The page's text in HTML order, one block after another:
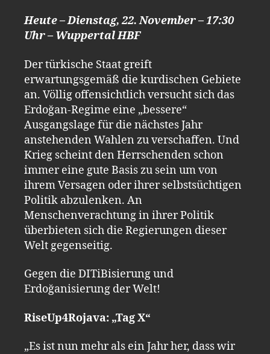
Heute – Dienstag, 22. November – 17:30
Uhr – Wuppertal HBF
Der türkische Staat greift
erwartungsgemäß die kurdischen Gebiete
an. Völlig offensichtlich versucht sich das
Erdoğan-Regime eine „bessere“
Ausgangslage für die nächstes Jahr
anstehenden Wahlen zu verschaffen. Und
Krieg scheint den Herrschenden schon
immer eine gute Basis zu sein um von
ihrem Versagen oder ihrer selbstsüchtigen
Politik abzulenken. An
Menschenverachtung in ihrer Politik
überbieten sich die Regierungen dieser
Welt gegenseitig.
Gegen die DITiBisierung und
Erdoğanisierung der Welt!
RiseUp4Rojava: „Tag X“
„Es ist nun mehr als ein Jahr her, dass wir